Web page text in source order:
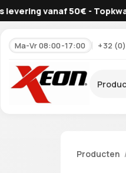
50€ - Topkwaliteit
Ma-Vr 08:00-17:00 +32
Producten